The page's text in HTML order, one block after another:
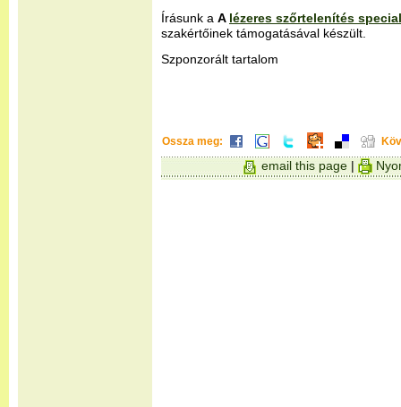
Írásunk a A lézeres szőrtelenítés
szakértőinek támogatásával készült.
Szponzorált tartalom
Ossza meg:
email this page|